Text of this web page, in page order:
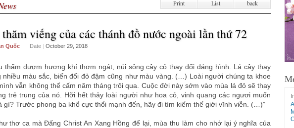
Print List back
viếng của các thánh đồ nước ngoài lần thứ 72
Quốc Date | October 29, 2018
thấm đượm hương khí thơm ngát, núi sông cây cỏ thay đổi dáng hình. Lá cây thay
nhiều màu sắc, biến đổi đỏ đậm cũng như màu vàng. (…) Loài người chúng ta khoe
vẫn không thể cấm năm tháng trôi qua. Cuộc đời này sớm vào mùa lá đỏ sẽ thay
trẻ trung của nó. Hỡi hết thảy loài người như hoa cỏ, vinh quang các ngươi muốn
gì? Trước phong ba khổ cực thổi mạnh đến, hãy đi tìm kiếm thế giới vĩnh viễn. (…)”
thơ ca mà Đấng Christ An Xang Hồng để lại, mùa thu làm cho nhớ lại ý nghĩa của